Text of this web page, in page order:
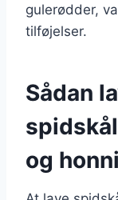
gulerødder,
tilføjelser.
Sådan
og